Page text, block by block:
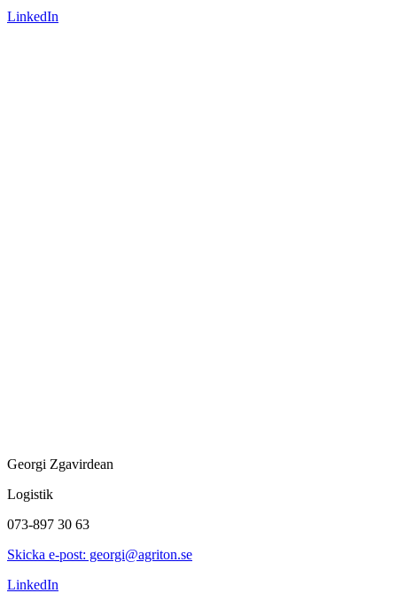
LinkedIn
Georgi Zgavirdean
Logistik
073-897 30 63
Skicka e-post: georgi@agriton.se
LinkedIn